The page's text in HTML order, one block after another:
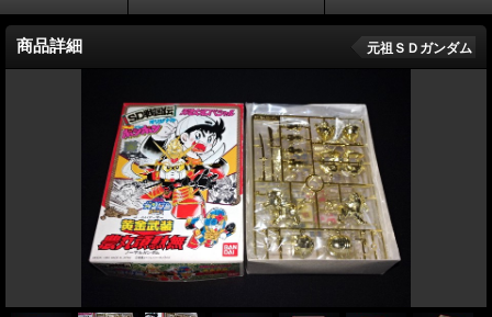
商品詳細 元祖ＳＤガンダム